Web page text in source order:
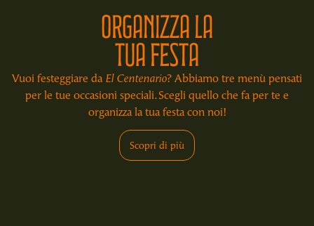
Organizza la
tua Festa
Vuoi festeggiare da El Centenario? Abbiamo tre menù pensati
per le tue occasioni speciali. Scegli quello che fa per te e
organizza la tua festa con noi!
Scopri di più